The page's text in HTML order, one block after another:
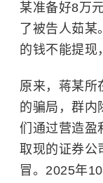
某准备好8万
了被告人茹
的钱不能提现
原来，蒋某所
的骗局，群内
们通过营造盈
取现的证券公
冒。2025年